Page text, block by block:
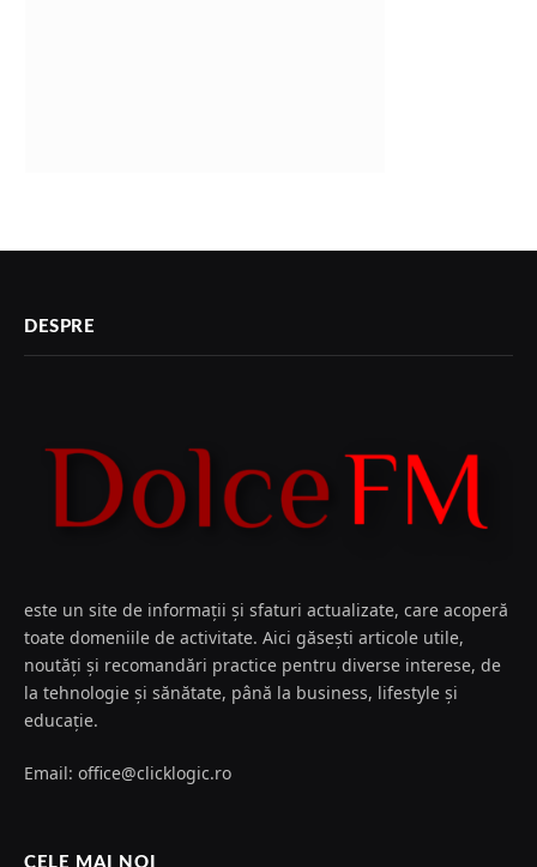
DESPRE
este un site de informații și sfaturi actualizate, care acoperă
toate domeniile de activitate. Aici găsești articole utile,
noutăți și recomandări practice pentru diverse interese, de
la tehnologie și sănătate, până la business, lifestyle și
educație.
Email: office@clicklogic.ro
CELE MAI NOI